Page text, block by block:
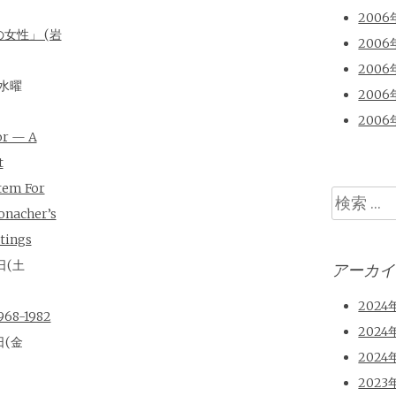
女性」 (岩
曜
— A
For
(土
1982
(金
2006
2006
2006
2006
2006
検
索
アーカ
2024
2024
2024
2023